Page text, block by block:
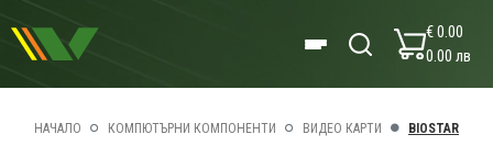
€ 0.00
0.00 лв
НАЧАЛО КОМПЮТЪРНИ КОМПОНЕНТИ ВИДЕО КАРТИ BIOSTAR